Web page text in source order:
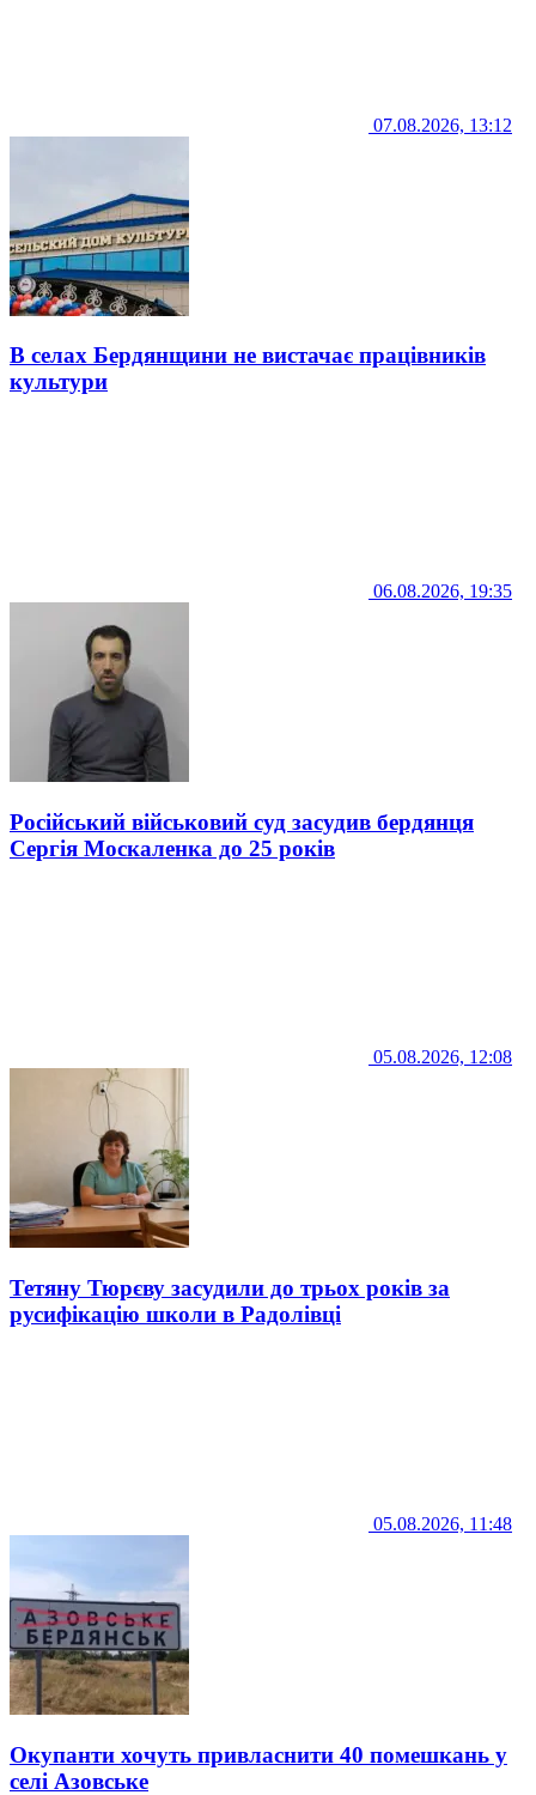
07.08.2026, 13:12
В селах Бердянщини не вистачає працівників
культури
06.08.2026, 19:35
Російський військовий суд засудив бердянця
Сергія Москаленка до 25 років
05.08.2026, 12:08
Тетяну Тюрєву засудили до трьох років за
русифікацію школи в Радолівці
05.08.2026, 11:48
Окупанти хочуть привласнити 40 помешкань у
селі Азовське